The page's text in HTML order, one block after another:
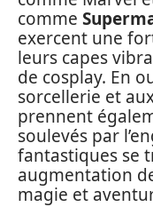
comme
exercent une
leurs capes
de cosplay. En
sorcellerie et
prennent
soulevés par
fantastiques se
augmentation
magie et